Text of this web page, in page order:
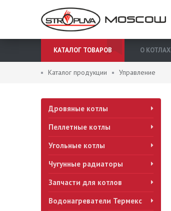
КАТАЛОГ ТОВАРОВ О КОТЛАХ
Каталог продукции Управление
Дровяные котлы
Пеллетные котлы
Угольные котлы
Чугунные радиаторы
Запчасти для котлов
Водонагреватели Термекс